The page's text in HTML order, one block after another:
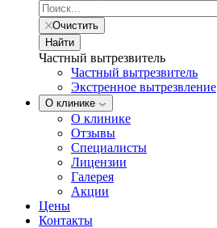
Очистить
Найти
Частный вытрезвитель
Частный вытрезвитель
Экстренное вытрезвление
О клинике
О клинике
Отзывы
Специалисты
Лицензии
Галерея
Акции
Цены
Контакты